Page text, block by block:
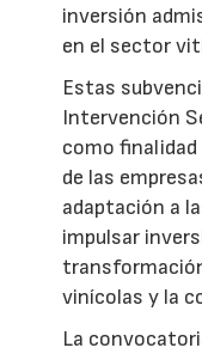
inversión
en el sector
Estas
Intervención
como
de las
adaptación a
impulsar
vinícolas y la
La